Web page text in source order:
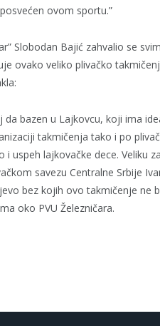
ovom sportu.”
Slobodan Bajić zahvalio se
ovako veliko plivačko
da bazen u Lajkovcu, koji ima
takmičenja tako i po
i uspeh lajkovačke dece.
savezu Centralne Srbije
bez kojih ovo takmičenje
oko PVU Železničara.